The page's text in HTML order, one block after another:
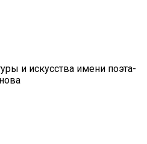
и искусства имени поэта-